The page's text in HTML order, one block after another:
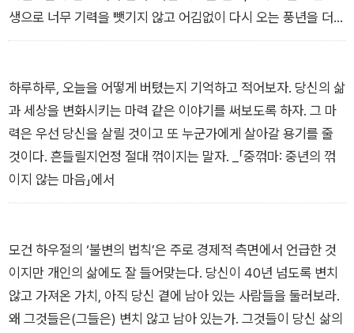
하겠지만, 그럼에도 끝까지 스스로를 사랑하고 포기하지 않는다
면 당신은 언제나 괜찮을 것이다.
생으로 너무 기력을 뺏기지 않고 어김없이 다시 오는 풍년을 더
즐겁게 맞이했을 텐데, 그걸 몰라 중년기 문제들이 처음 닥쳤을
하루하루, 오늘을 어떻게 버텼는지 기억하고 적어보자. 당신의 삶
과 세상을 변화시키는 마력 같은 이야기를 써보도록 하자. 그 마
력은 우선 당신을 살릴 것이고 또 누군가에게 살아갈 용기를 줄
것이다. 흔들릴지언정 절대 꺾이지는 말자. _「중꺾마: 중년의 꺾
이지 않는 마음」에서
모건 하우절의 ‘불변의 법칙’은 주로 경제적 측면에서 언급한 것
이지만 개인의 삶에도 잘 들어맞는다. 당신이 40년 넘도록 변치
않고 가져온 가치, 아직 당신 곁에 남아 있는 사람들을 둘러보라.
왜 그것들은(그들은) 변치 않고 남아 있는가. 그것들이 당신 삶의